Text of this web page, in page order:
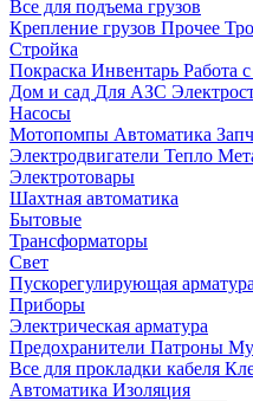
Все для подъема грузов
Крепление грузов Прочее
Стройка
Покраска Инвентарь Работа
Дом и сад Для АЗС
Насосы
Мотопомпы Автоматика
Электродвигатели Тепло
Электротовары
Шахтная автоматика
Бытовые
Трансформаторы
Свет
Пускорегулирующая арматура
Приборы
Электрическая арматура
Предохранители Патроны
Все для прокладки кабеля
Автоматика Изоляция